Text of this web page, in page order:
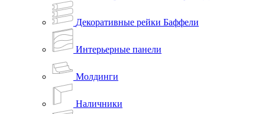
Декоративные рейки Баффели
Интерьерные панели
Молдинги
Наличники